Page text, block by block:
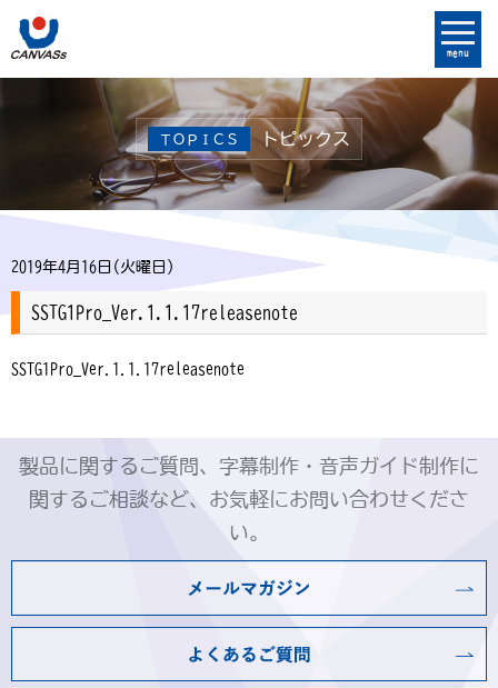
menu
ＴＯＰＩＣＳ トピックス
2019年4月16日(火曜日)
SSTG1Pro_Ver.1.1.17releasenote
SSTG1Pro_Ver.1.1.17releasenote
製品に関するご質問、字幕制作・音声ガイド制作に
関するご相談など、お気軽にお問い合わせくださ
い。